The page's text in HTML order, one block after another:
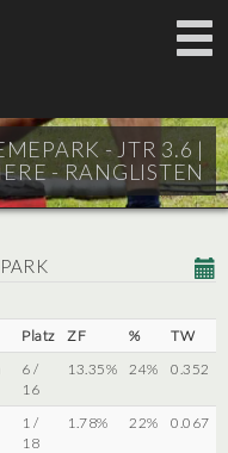
- JTR 3.6 |
- RANGLISTEN
Platz ZF %
TW
6 /
16
13.35% 24% 0.352
1 /
18
1.78% 22% 0.067